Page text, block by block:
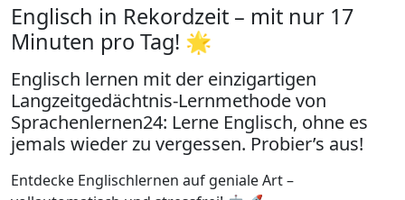
Englisch in Rekordzeit – mit nur 17
Minuten pro Tag! 🌟
Englisch lernen mit der einzigartigen
Langzeitgedächtnis-Lernmethode von
Sprachenlernen24: Lerne Englisch, ohne es
jemals wieder zu vergessen. Probier’s aus!
Entdecke Englischlernen auf geniale Art –